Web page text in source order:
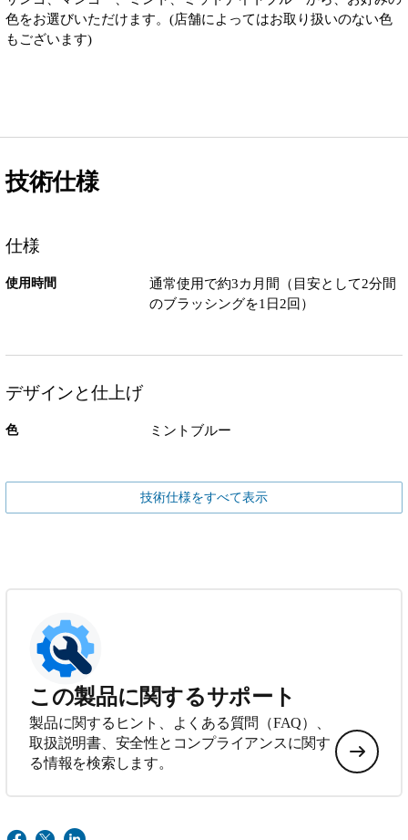
色をお選びいただけます。(店舗によってはお取り扱いのない色
もございます)
技術仕様
仕様
使用時間
通常使用で約3カ月間（目安として2分間
のブラッシングを1日2回）
デザインと仕上げ
色 ミントブルー
技術仕様をすべて表示
この製品に関するサポート
製品に関するヒント、よくある質問（FAQ）、
取扱説明書、安全性とコンプライアンスに関す
る情報を検索します。